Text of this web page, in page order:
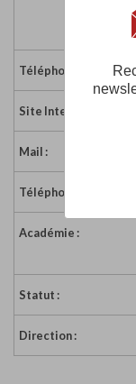
Téléphone :
Site Internet :
Mail :
Téléphone :
Académie :
Statut :
Direction :